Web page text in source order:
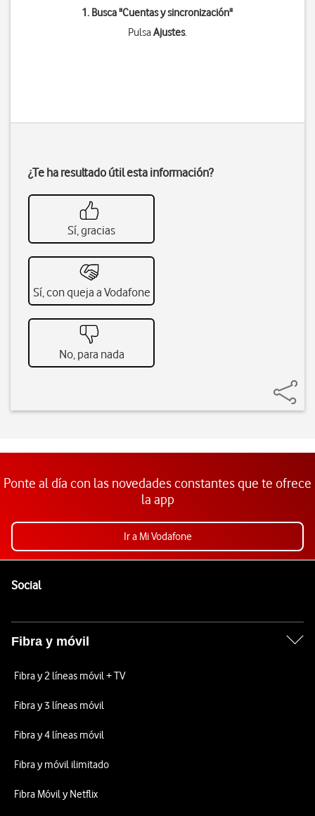
1. Busca "Cuentas y sincronización"
PulsaAjustes.
¿Te ha resultado útil esta información?
Sí, gracias
Sí, con queja a Vodafone
No, para nada
Ponte al día con las novedades constantes que te ofrece
la app
Ir a Mi Vodafone
SocialEnlaces a las redes sociales de Vodafone
Fibra y móvil
Fibra y 2 líneas móvil + TV
Fibra y 3 líneas móvil
Fibra y 4 líneas móvil
Fibra y móvil ilimitado
Fibra Móvil y Netflix